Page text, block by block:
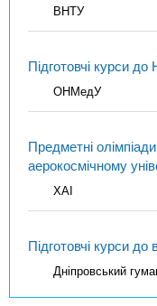
ВНТУ
Підготовчі курси
ОНМедУ
Предметні
аерокосмічному
ХАІ
Підготовчі курси до
Дніпровський